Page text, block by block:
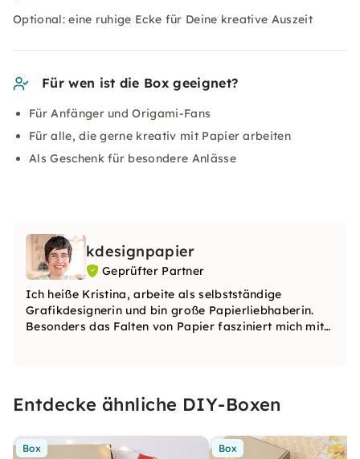
Optional: eine ruhige Ecke für Deine kreative Auszeit
Für wen ist die Box geeignet?
Für Anfänger und Origami-Fans
Für alle, die gerne kreativ mit Papier arbeiten
Als Geschenk für besondere Anlässe
kdesignpapier
Geprüfter Partner
Ich heiße Kristina, arbeite als selbstständige
Grafikdesignerin und bin große Papierliebhaberin.
Besonders das Falten von Papier fasziniert mich mit
Entdecke ähnliche DIY-Boxen
Box Box